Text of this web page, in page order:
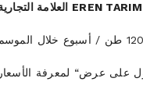
EREN TARIM
على عرض“ لمعرفة الأسعار